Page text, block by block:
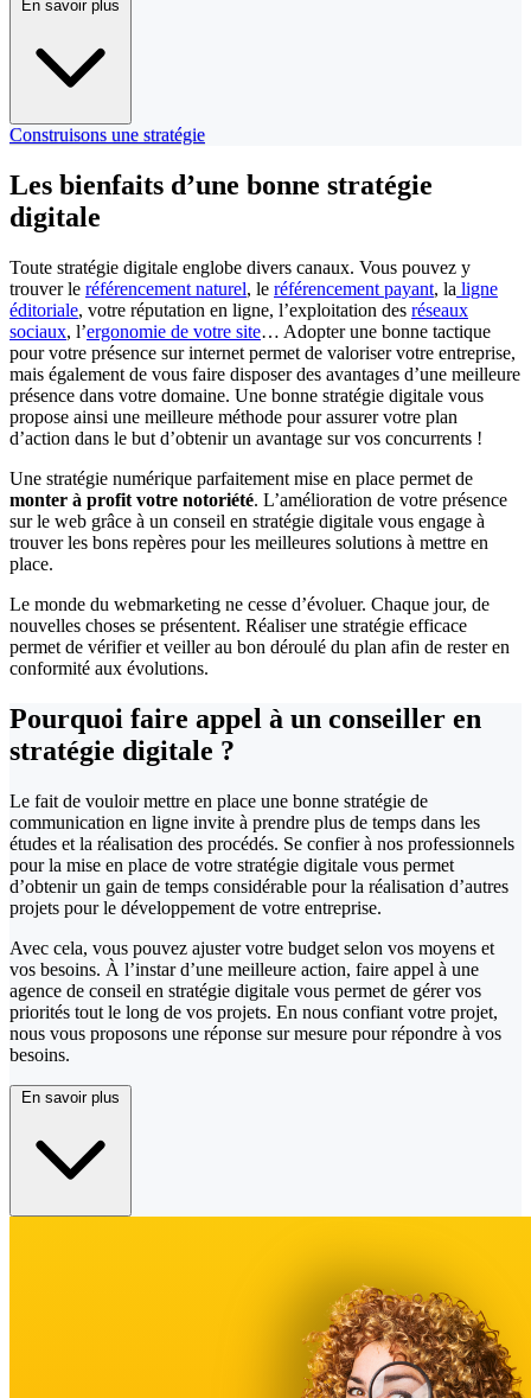
En savoir plus
Construisons une stratégie
Les bienfaits d’une bonne stratégie
digitale
Toute stratégie digitale englobe divers canaux. Vous pouvez y
trouver le référencement naturel, le référencement payant, la ligne
éditoriale, votre réputation en ligne, l’exploitation des réseaux
sociaux, l’ergonomie de votre site… Adopter une bonne tactique
pour votre présence sur internet permet de valoriser votre entreprise,
mais également de vous faire disposer des avantages d’une meilleure
présence dans votre domaine. Une bonne stratégie digitale vous
propose ainsi une meilleure méthode pour assurer votre plan
d’action dans le but d’obtenir un avantage sur vos concurrents !
Une stratégie numérique parfaitement mise en place permet de
monter à profit votre notoriété. L’amélioration de votre présence
sur le web grâce à un conseil en stratégie digitale vous engage à
trouver les bons repères pour les meilleures solutions à mettre en
place.
Le monde du webmarketing ne cesse d’évoluer. Chaque jour, de
nouvelles choses se présentent. Réaliser une stratégie efficace
permet de vérifier et veiller au bon déroulé du plan afin de rester en
conformité aux évolutions.
Pourquoi faire appel à un conseiller en
stratégie digitale ?
Le fait de vouloir mettre en place une bonne stratégie de
communication en ligne invite à prendre plus de temps dans les
études et la réalisation des procédés. Se confier à nos professionnels
pour la mise en place de votre stratégie digitale vous permet
d’obtenir un gain de temps considérable pour la réalisation d’autres
projets pour le développement de votre entreprise.
Avec cela, vous pouvez ajuster votre budget selon vos moyens et
vos besoins. À l’instar d’une meilleure action, faire appel à une
agence de conseil en stratégie digitale vous permet de gérer vos
priorités tout le long de vos projets. En nous confiant votre projet,
nous vous proposons une réponse sur mesure pour répondre à vos
besoins.
En savoir plus